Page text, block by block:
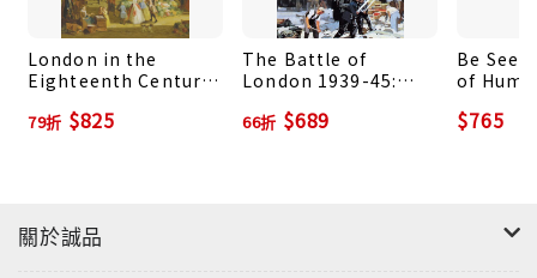
London in the
Eighteenth Century:
Monstrous Thing
79折 $825
The Battle of
London 1939-45:
and Frailty Under
66折 $689
Be See
of
$765
關於誠品